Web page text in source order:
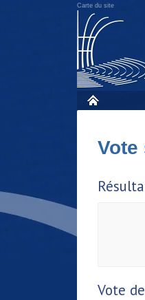
Carte du site
Vote
Vote de